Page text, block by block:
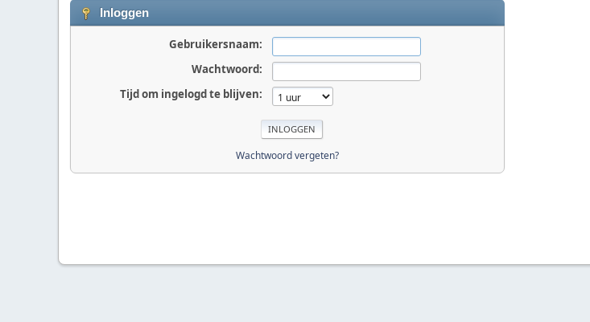
Inloggen
Gebruikersnaam:
Wachtwoord:
Tijd om ingelogd te blijven:
Wachtwoord vergeten?